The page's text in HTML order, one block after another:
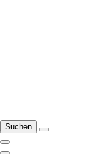
Suchen